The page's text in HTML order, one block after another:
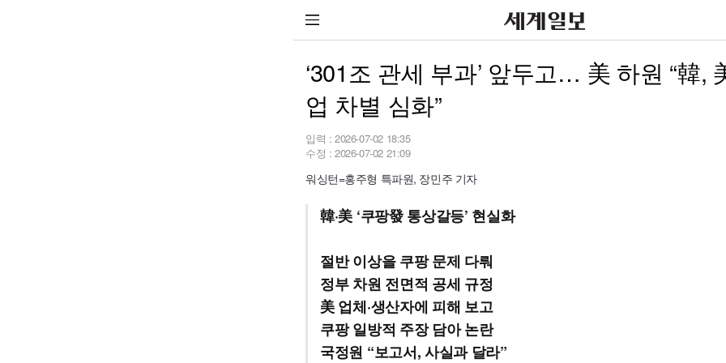
‘301조 관세 부과’ 앞두고… 美 하원 “韓,
업 차별 심화”
입력 : 2026-07-02 18:35
수정 : 2026-07-02 21:09
워싱턴=홍주형 특파원, 장민주 기자
韓·美 ‘쿠팡發 통상갈등’ 현실화
절반 이상을 쿠팡 문제 다뤄
정부 차원 전면적 공세 규정
美 업체·생산자에 피해 보고
쿠팡 일방적 주장 담아 논란
국정원 “보고서, 사실과 달라”